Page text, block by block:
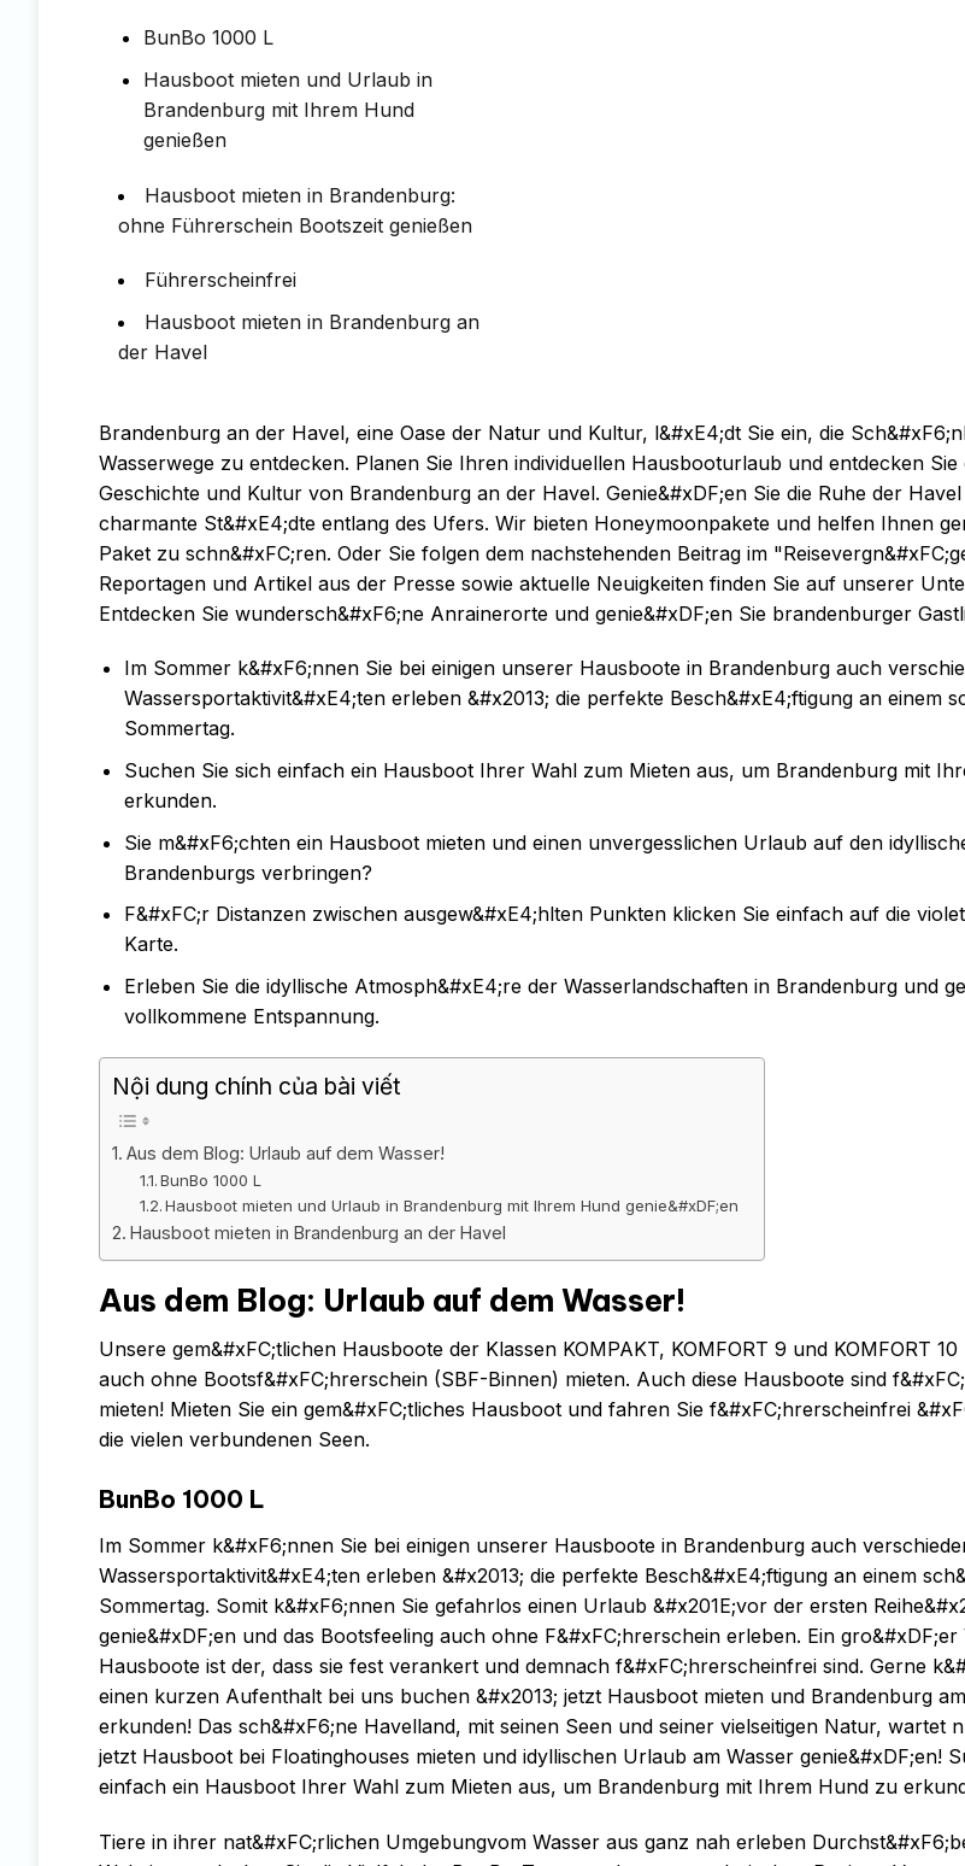
BunBo 1000 L
Hausboot mieten und Urlaub in
Brandenburg mit Ihrem Hund
genießen
Hausboot mieten in Brandenburg:
ohne Führerschein Bootszeit genießen
Führerscheinfrei
Hausboot mieten in Brandenburg an
der Havel
Brandenburg an der Havel, eine Oase der Natur und Kultur, l&#xE4;dt Sie ein, die
Wasserwege zu entdecken. Planen Sie Ihren individuellen Hausbooturlaub und entdecken Sie
Geschichte und Kultur von Brandenburg an der Havel. Genie&#xDF;en Sie die Ruhe der
charmante St&#xE4;dte entlang des Ufers. Wir bieten Honeymoonpakete und helfen Ihnen
Paket zu schn&#xFC;ren. Oder Sie folgen dem nachstehenden Beitrag im
Reportagen und Artikel aus der Presse sowie aktuelle Neuigkeiten finden Sie auf unserer
Entdecken Sie wundersch&#xF6;ne Anrainerorte und genie&#xDF;en Sie brandenburger
Im Sommer k&#xF6;nnen Sie bei einigen unserer Hausboote in Brandenburg auch
Wassersportaktivit&#xE4;ten erleben &#x2013; die perfekte Besch&#xE4;ftigung an einem
Sommertag.
Suchen Sie sich einfach ein Hausboot Ihrer Wahl zum Mieten aus, um Brandenburg mit
erkunden.
Sie m&#xF6;chten ein Hausboot mieten und einen unvergesslichen Urlaub auf den
Brandenburgs verbringen?
F&#xFC;r Distanzen zwischen ausgew&#xE4;hlten Punkten klicken Sie einfach auf die
Karte.
Erleben Sie die idyllische Atmosph&#xE4;re der Wasserlandschaften in Brandenburg und
vollkommene Entspannung.
Nội dung chính của bài viết
Aus dem Blog: Urlaub auf dem Wasser!
BunBo 1000 L
Hausboot mieten und Urlaub in Brandenburg mit Ihrem Hund genie&#xDF;en
Hausboot mieten in Brandenburg an der Havel
Aus dem Blog: Urlaub auf dem Wasser!
Unsere gem&#xFC;tlichen Hausboote der Klassen KOMPAKT, KOMFORT 9 und KOMFORT
auch ohne Bootsf&#xFC;hrerschein (SBF-Binnen) mieten. Auch diese Hausboote sind
mieten! Mieten Sie ein gem&#xFC;tliches Hausboot und fahren Sie f&#xFC;hrerscheinfrei
die vielen verbundenen Seen.
BunBo 1000 L
Im Sommer k&#xF6;nnen Sie bei einigen unserer Hausboote in Brandenburg auch
Wassersportaktivit&#xE4;ten erleben &#x2013; die perfekte Besch&#xE4;ftigung an einem
Sommertag. Somit k&#xF6;nnen Sie gefahrlos einen Urlaub &#x201E;vor der ersten
genie&#xDF;en und das Bootsfeeling auch ohne F&#xFC;hrerschein erleben. Ein
Hausboote ist der, dass sie fest verankert und demnach f&#xFC;hrerscheinfrei sind. Gerne
einen kurzen Aufenthalt bei uns buchen &#x2013; jetzt Hausboot mieten und Brandenburg
erkunden! Das sch&#xF6;ne Havelland, mit seinen Seen und seiner vielseitigen Natur, wartet
jetzt Hausboot bei Floatinghouses mieten und idyllischen Urlaub am Wasser genie&#xDF;en!
einfach ein Hausboot Ihrer Wahl zum Mieten aus, um Brandenburg mit Ihrem Hund zu
Tiere in ihrer nat&#xFC;rlichen Umgebungvom Wasser aus ganz nah erleben